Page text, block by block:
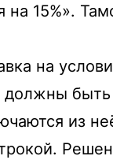
15%».
на
должны
из